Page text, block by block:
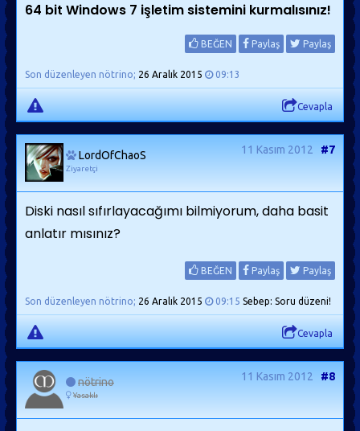
64 bit Windows 7 işletim sistemini kurmalısınız!
BEĞEN Paylaş Paylaş
Son düzenleyen nötrino; 26 Aralık 2015 09:13
Cevapla
LordOfChaoS
Ziyaretçi
11 Kasım 2012 #7
Diski nasıl sıfırlayacağımı bilmiyorum, daha basit
anlatır mısınız?
BEĞEN Paylaş Paylaş
Son düzenleyen nötrino; 26 Aralık 2015 09:15 Sebep: Soru düzeni!
Cevapla
nötrino
Yasaklı
11 Kasım 2012 #8